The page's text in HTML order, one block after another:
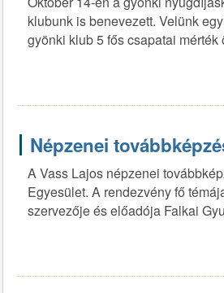
klubunk is benevezett. Velünk
gyönki klub 5 fős csapatai
Népzenei
A Vass Lajos népzenei
Egyesület. A rendezvény fő
szervezője és előadója Falkai